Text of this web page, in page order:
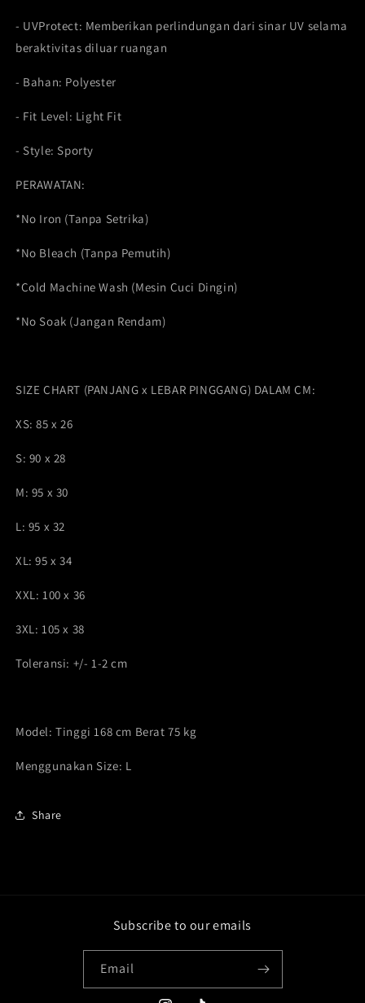
- UVProtect: Memberikan perlindungan dari sinar UV selama
beraktivitas diluar ruangan
- Bahan: Polyester
- Fit Level: Light Fit
- Style: Sporty
PERAWATAN:
*No Iron (Tanpa Setrika)
*No Bleach (Tanpa Pemutih)
*Cold Machine Wash (Mesin Cuci Dingin)
*No Soak (Jangan Rendam)
SIZE CHART (PANJANG x LEBAR PINGGANG) DALAM CM:
XS: 85 x 26
S: 90 x 28
M: 95 x 30
L: 95 x 32
XL: 95 x 34
XXL: 100 x 36
3XL: 105 x 38
Toleransi: +/- 1-2 cm
Model: Tinggi 168 cm Berat 75 kg
Menggunakan Size: L
Share
Subscribe to our emails
Email